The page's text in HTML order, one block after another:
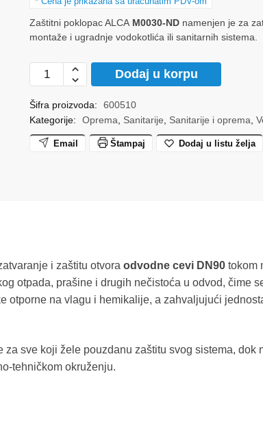
Zaštitni poklopac ALCA M0030-ND namenjen je za
montaže i ugradnje vodokotlića ili sanitarnih sistema.
Zaštitni
poklopac
odvoda
DN90
(M0030-
Dodaj u korpu
Šifra proizvoda:
600510
Kategorije:
Oprema, Sanitarije, Sanitarije i oprema,
Dodaj u listu želja
Email Štampaj
i zaštitu otvora odvodne cevi DN90tokom
otpada, prašine i drugih nečistoća u odvod, čime
otporne na vlagu i hemikalije, a zahvaljujući
sve koji žele pouzdanu zaštitu svog sistema, dok
tehničkom okruženju.